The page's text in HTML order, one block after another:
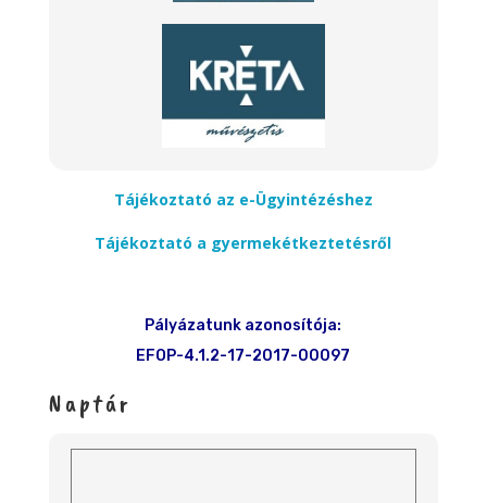
Tájékoztató az e-Ügyintézéshez
Tájékoztató a gyermekétkeztetésről
Pályázatunk azonosítója:
EFOP-4.1.2-17-2017-00097
Naptár